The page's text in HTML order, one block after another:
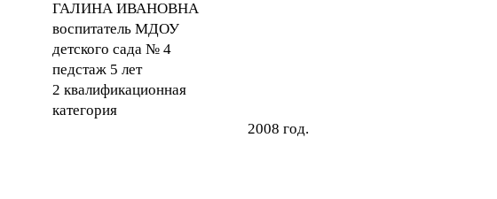
ГАЛИНА ИВАНОВНА
воспитатель МДОУ
детского сада № 4
педстаж 5 лет
2 квалификационная
категория
2008 год.